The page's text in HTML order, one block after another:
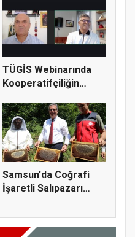
TÜGİS Webinarında
Kooperatifçiliğin
Samsun'da Coğrafi
İşaretli Salıpazarı